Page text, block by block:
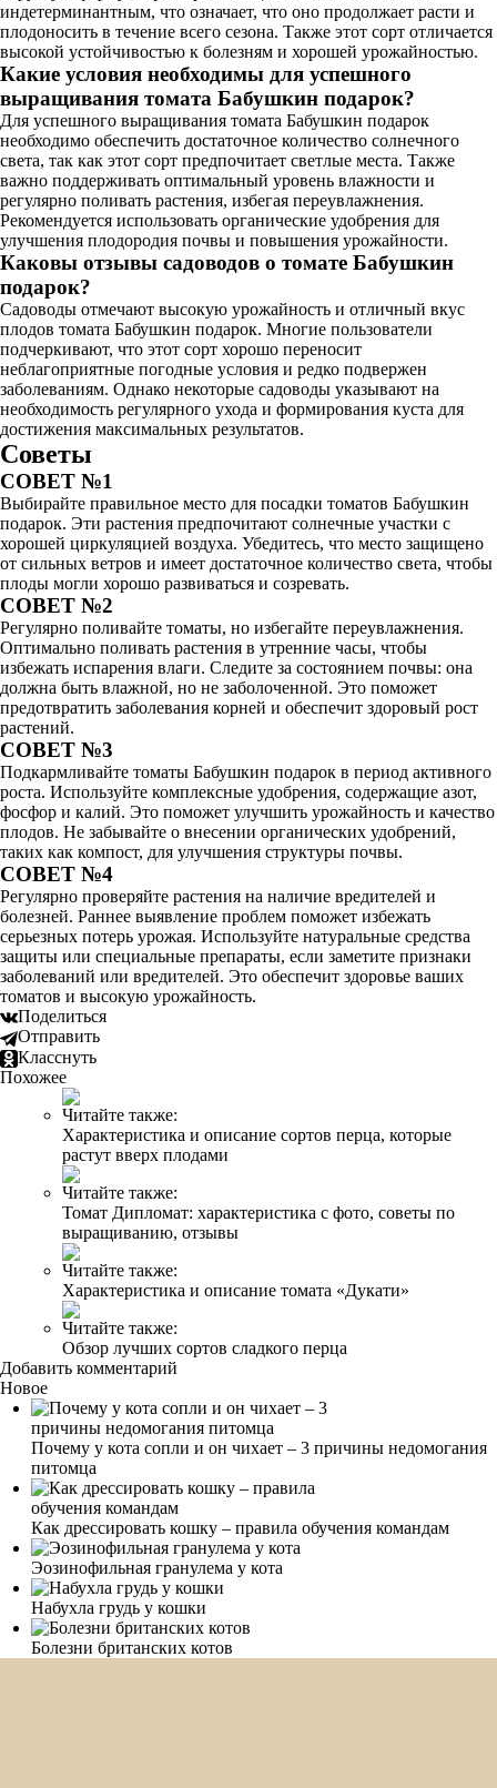
индетерминантным, что означает, что оно продолжает расти и
плодоносить в течение всего сезона. Также этот сорт отличается
высокой устойчивостью к болезням и хорошей урожайностью.
Какие условия необходимы для успешного
выращивания томата Бабушкин подарок?
Для успешного выращивания томата Бабушкин подарок
необходимо обеспечить достаточное количество солнечного
света, так как этот сорт предпочитает светлые места. Также
важно поддерживать оптимальный уровень влажности и
регулярно поливать растения, избегая переувлажнения.
Рекомендуется использовать органические удобрения для
улучшения плодородия почвы и повышения урожайности.
Каковы отзывы садоводов о томате Бабушкин
подарок?
Садоводы отмечают высокую урожайность и отличный вкус
плодов томата Бабушкин подарок. Многие пользователи
подчеркивают, что этот сорт хорошо переносит
неблагоприятные погодные условия и редко подвержен
заболеваниям. Однако некоторые садоводы указывают на
необходимость регулярного ухода и формирования куста для
достижения максимальных результатов.
Советы
СОВЕТ №1
Выбирайте правильное место для посадки томатов Бабушкин
подарок. Эти растения предпочитают солнечные участки с
хорошей циркуляцией воздуха. Убедитесь, что место защищено
от сильных ветров и имеет достаточное количество света, чтобы
плоды могли хорошо развиваться и созревать.
СОВЕТ №2
Регулярно поливайте томаты, но избегайте переувлажнения.
Оптимально поливать растения в утренние часы, чтобы
избежать испарения влаги. Следите за состоянием почвы: она
должна быть влажной, но не заболоченной. Это поможет
предотвратить заболевания корней и обеспечит здоровый рост
растений.
СОВЕТ №3
Подкармливайте томаты Бабушкин подарок в период активного
роста. Используйте комплексные удобрения, содержащие азот,
фосфор и калий. Это поможет улучшить урожайность и качество
плодов. Не забывайте о внесении органических удобрений,
таких как компост, для улучшения структуры почвы.
СОВЕТ №4
Регулярно проверяйте растения на наличие вредителей и
болезней. Раннее выявление проблем поможет избежать
серьезных потерь урожая. Используйте натуральные средства
защиты или специальные препараты, если заметите признаки
заболеваний или вредителей. Это обеспечит здоровье ваших
томатов и высокую урожайность.
Поделиться
Отправить
Класснуть
Похожее
Читайте также:
Характеристика и описание сортов перца, которые
растут вверх плодами
Читайте также:
Томат Дипломат: характеристика с фото, советы по
выращиванию, отзывы
Читайте также:
Характеристика и описание томата «Дукати»
Читайте также:
Обзор лучших сортов сладкого перца
Добавить комментарий
Новое
Почему у кота сопли и он чихает – 3 причины недомогания
питомца
Как дрессировать кошку – правила обучения командам
Эозинофильная гранулема у кота
Набухла грудь у кошки
Болезни британских котов